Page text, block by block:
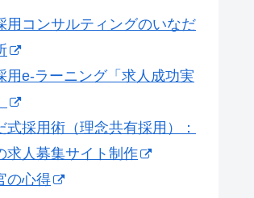
用コンサルティングのいなだ
用e-ラーニング「求人成功実
式採用術（理念共有採用）：
求人募集サイト制作
の心得